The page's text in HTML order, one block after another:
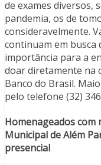
de exames diversos,
pandemia, os de
consideravelmente.
continuam em busca
importância para a
doar diretamente na
Banco do Brasil.
pelo telefone (32)
Homenageados com
Municipal de Além
presencial